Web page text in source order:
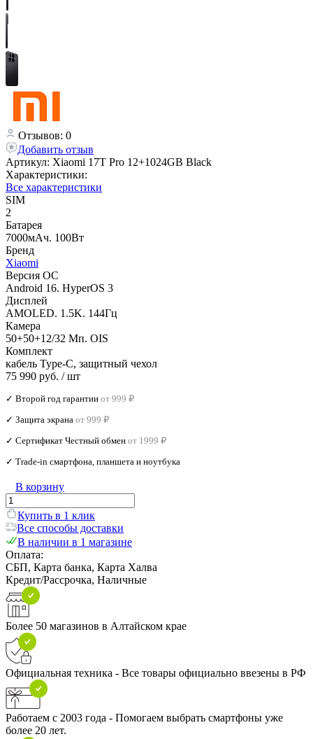
Отзывов: 0
Добавить отзыв
Артикул: Xiaomi 17T Pro 12+1024GB Black
Характеристики:
Все характеристики
SIM
2
Батарея
7000мАч. 100Вт
Бренд
Xiaomi
Версия ОС
Android 16. HyperOS 3
Дисплей
AMOLED. 1.5K. 144Гц
Камера
50+50+12/32 Мп. OIS
Комплект
кабель Type-C, защитный чехол
75 990 руб. / шт
✓ Второй год гарантии от 999 ₽
✓ Защита экрана от 999 ₽
✓ Сертификат Честный обмен от 1999 ₽
✓ Trade‑in смартфона, планшета и ноутбука
В корзину
Купить в 1 клик
Все способы доставки
В наличии в 1 магазине
Оплата:
СБП, Карта банка, Карта Халва
Кредит/Рассрочка, Наличные
Более 50 магазинов в Алтайском крае
Официальная техника - Все товары официально ввезены в РФ
Работаем с 2003 года - Помогаем выбрать смартфоны уже
более 20 лет.